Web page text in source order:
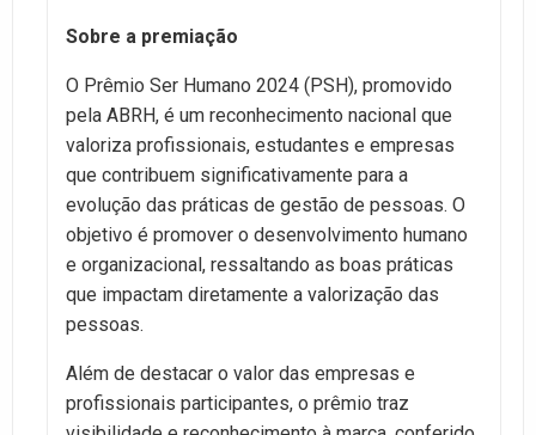
Sobre a premiação
O Prêmio Ser Humano 2024 (PSH), promovido
pela ABRH, é um reconhecimento nacional que
valoriza profissionais, estudantes e empresas
que contribuem significativamente para a
evolução das práticas de gestão de pessoas. O
objetivo é promover o desenvolvimento humano
e organizacional, ressaltando as boas práticas
que impactam diretamente a valorização das
pessoas.
Além de destacar o valor das empresas e
profissionais participantes, o prêmio traz